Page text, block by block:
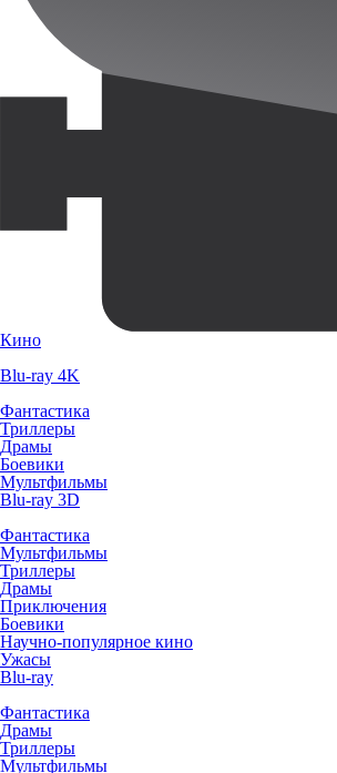
Кино
Blu-ray 4K
Фантастика
Триллеры
Драмы
Боевики
Мультфильмы
Blu-ray 3D
Фантастика
Мультфильмы
Триллеры
Драмы
Приключения
Боевики
Научно-популярное кино
Ужасы
Blu-ray
Фантастика
Драмы
Триллеры
Мультфильмы